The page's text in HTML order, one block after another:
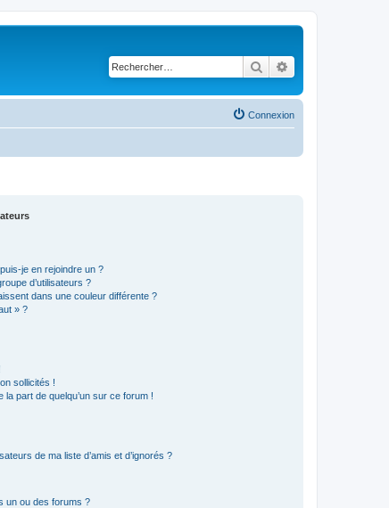
Rechercher
Connexion
je en rejoindre un ?
d’utilisateurs ?
dans une couleur différente ?
» ?
sollicités !
la part de quelqu’un sur ce forum !
de ma liste d’amis et d’ignorés ?
un ou des forums ?